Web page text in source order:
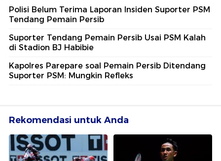
Polisi Belum Terima Laporan Insiden Suporter PSM
Tendang Pemain Persib
Suporter Tendang Pemain Persib Usai PSM Kalah
di Stadion BJ Habibie
Kapolres Parepare soal Pemain Persib Ditendang
Suporter PSM: Mungkin Refleks
Rekomendasi untuk Anda